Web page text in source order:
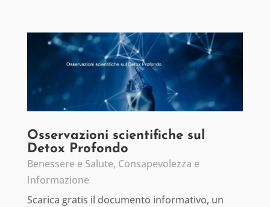
Osservazioni scientifiche sul
Detox Profondo
Benessere e Salute, Consapevolezza e
Informazione
Scarica gratis il documento informativo, un